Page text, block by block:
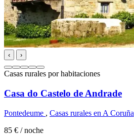
‹ ›
Casas rurales por habitaciones
Casa do Castelo de Andrade
Pontedeume , Casas rurales en A Coruña
85 € / noche